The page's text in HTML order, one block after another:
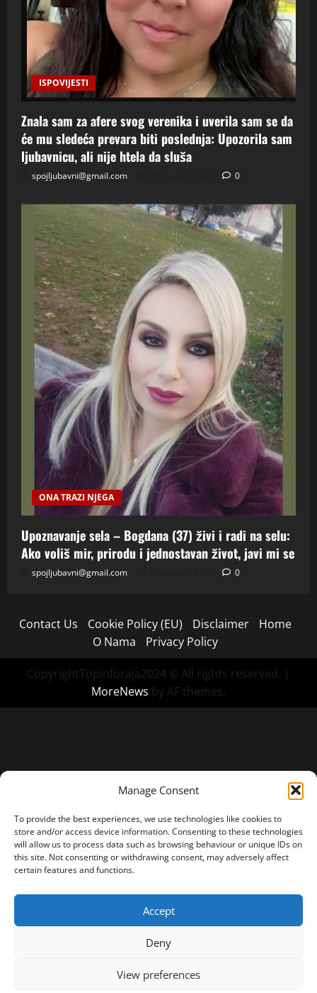
Manage Consent
To provide the best experiences, we use technologies like cookies to
store and/or access device information. Consenting to these technologies
will allow us to process data such as browsing behaviour or unique IDs on
this site. Not consenting or withdrawing consent, may adversely affect
certain features and functions.
Accept
Deny
View preferences
ISPOVIJESTI
Znala sam za afere svog verenika i uverila sam se da
će mu sledeća prevara biti poslednja: Upozorila sam
ljubavnicu, ali nije htela da sluša
spojljubavni@gmail.com 0
ONA TRAZI NJEGA
Upoznavanje sela – Bogdana (37) živi i radi na selu:
Ako voliš mir, prirodu i jednostavan život, javi mi se
spojljubavni@gmail.com 0
Contact Us Cookie Policy (EU) Disclaimer
Home
O Nama
Privacy Policy
CopyrightTopinforaja2024 © All rights reserved. |
MoreNews by AF themes.